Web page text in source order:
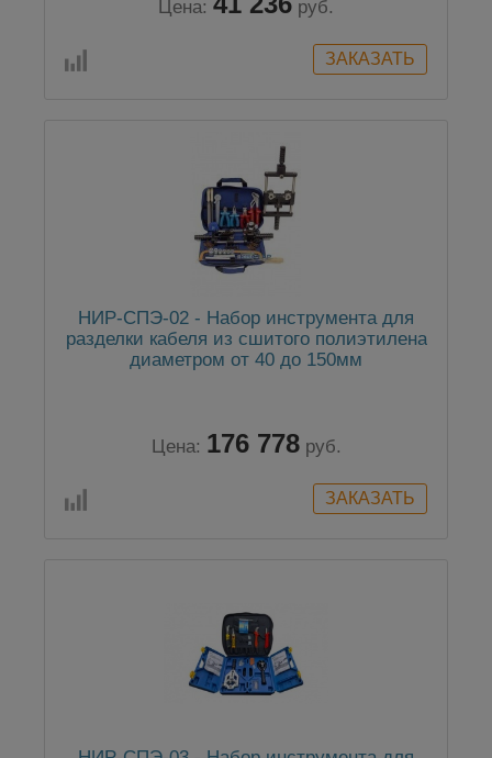
Цена: руб.
НИР-СПЭ-02 - Набор инструмента для
разделки кабеля из сшитого полиэтилена
диаметром от 40 до 150мм
Цена: 176 778 руб.